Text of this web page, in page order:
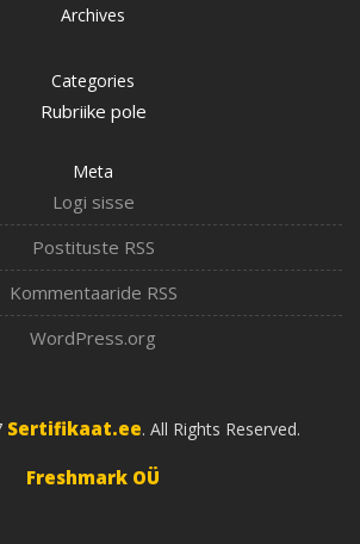
Archives
Categories
Rubriike pole
Meta
Logi sisse
Postituste RSS
Kommentaaride RSS
WordPress.org
Sertifikaat.ee. All Rights Reserved.
Freshmark OÜ